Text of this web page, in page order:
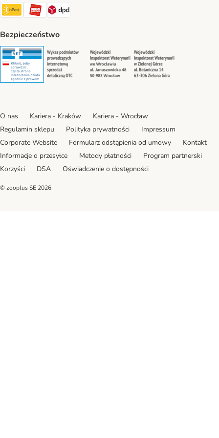
Paczkomat® Shipping Method
ORLEN Paczka Shipping Method
DPD Shipping Method
Bezpieczeństwo
Security Security Security
O nas Kariera - Kraków
Kariera - Wrocław
Regulamin sklepu
Polityka prywatności
Impressum
Corporate Website
Formularz odstąpienia od umowy
Kontakt
Informacje o przesyłce
Metody płatności
Program partnerski
Korzyści
DSA Oświadczenie o dostępności
© zooplus SE 2026